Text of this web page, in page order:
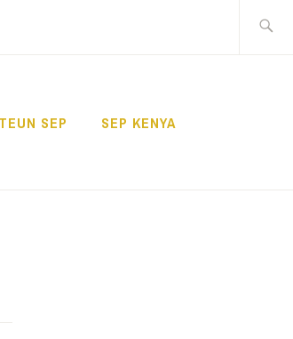
SEP SEP KENYA